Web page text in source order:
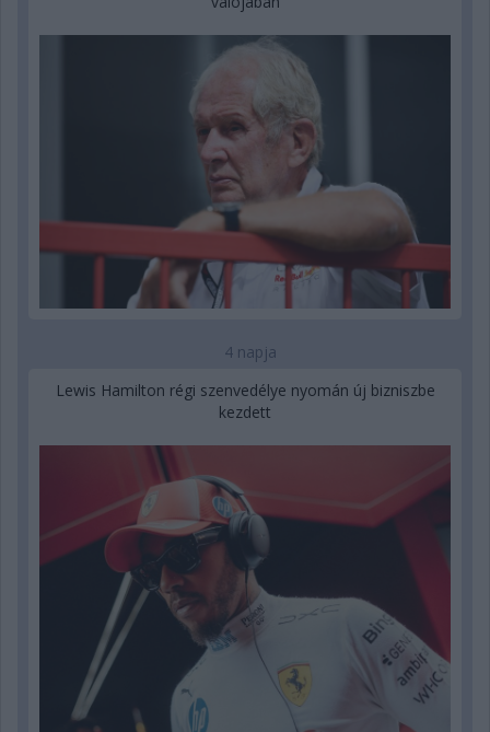
4 napja
Lewis Hamilton régi szenvedélye nyomán új bizniszbe
kezdett